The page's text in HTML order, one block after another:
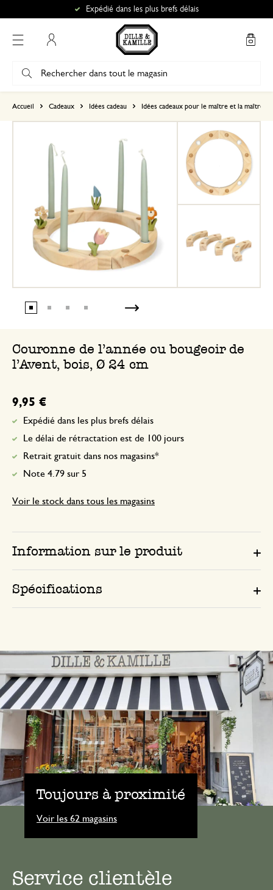
Expédié dans les plus brefs délais
Accueil Cadeaux Idées cadeau Idées cadeaux pour le maître et la maîtresse
Couronne de l'année ou bougeoir de
l'Avent, bois, Ø 24 cm
9,95 €
Expédié dans les plus brefs délais
Le délai de rétractation est de 100 jours
Retrait gratuit dans nos magasins*
Note 4.79 sur 5
Voir le stock dans tous les magasins
Information sur le produit
Spécifications
Toujours à proximité
Voir les 62 magasins
Service clientèle